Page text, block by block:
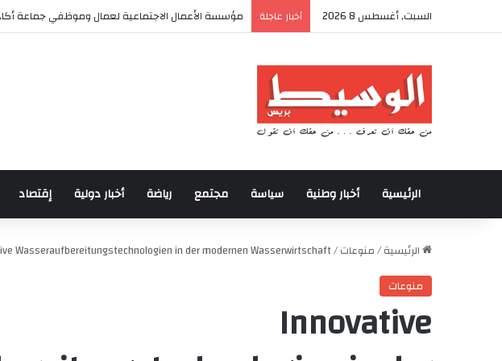
السبت, أغسطس 8 2026 أخبار عاجلة مؤسسة الأعمال الاجتماعية لعمال وموظفي جماعة
الرئيسية أخبار وطنية سياسة مجتمع رياضة أخبار دولية إقتصاد
الرئيسية/منوعات/
Wasseraufbereitungstechnologien in der modernen Wasserwirtschaft
منوعات
Innovative